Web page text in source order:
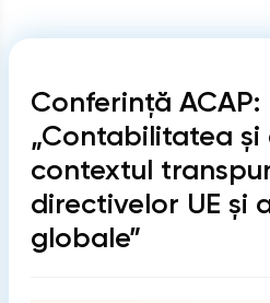
Conferință ACAP:
„Contabilitatea și
contextul
directivelor UE și
globale”